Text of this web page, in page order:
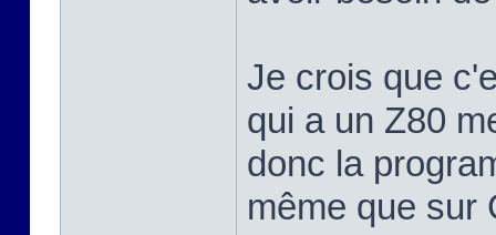
Je crois que
qui a un Z80
donc la
même que sur